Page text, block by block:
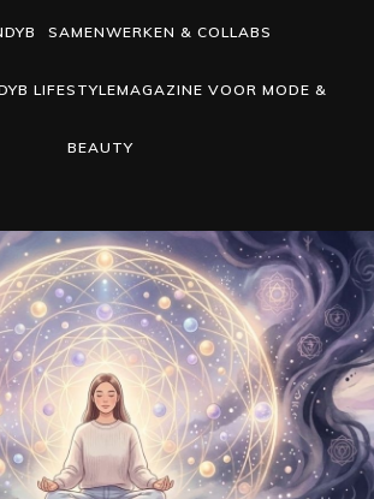
SAMENWERKEN & COLLABS
LIFESTYLEMAGAZINE VOOR MODE &
BEAUTY